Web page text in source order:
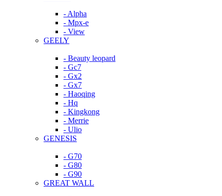
- Alpha
- Mpx-e
- View
GEELY
- Beauty leopard
- Gc7
- Gx2
- Gx7
- Haoqing
- Hq
- Kingkong
- Merrie
- Ulio
GENESIS
- G70
- G80
- G90
GREAT WALL